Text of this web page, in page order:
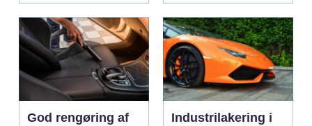
God rengøring af
Industrilakering i